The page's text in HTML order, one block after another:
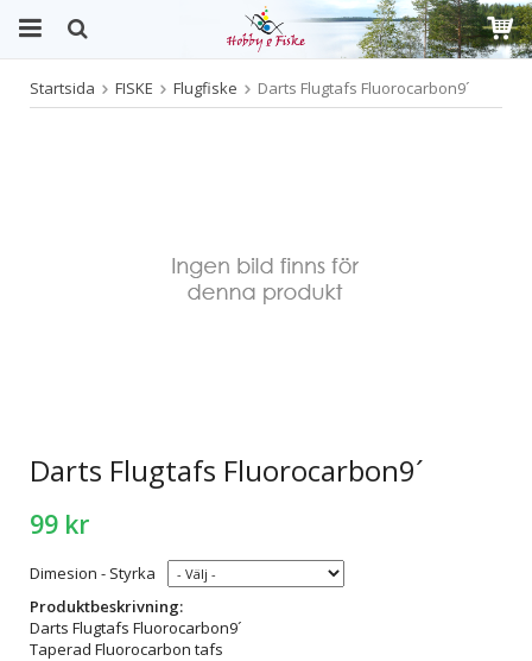
Produkten har blivit tillagd i varukorgen
Startsida FISKE Flugfiske Darts Flugtafs Fluorocarbon9´
Darts Flugtafs Fluorocarbon9´
99 kr
Dimesion - Styrka
Produktbeskrivning:
Darts Flugtafs Fluorocarbon9´
Taperad Fluorocarbon tafs